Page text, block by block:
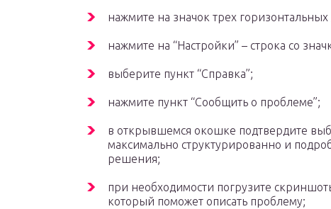
нажмите на значок трех
нажмите на “Настройки” – строка со
выберите пункт “Справка”;
нажмите пункт “Сообщить о проблеме”;
в открывшемся окошке подтвердите
максимально структурированно и
решения;
при необходимости погрузите
который поможет описать проблему;